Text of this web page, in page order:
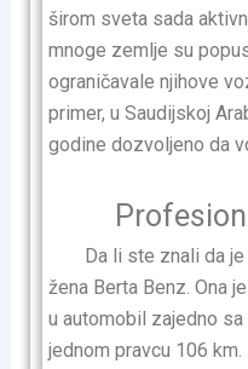
širom sveta sada
mnoge zemlje su
ograničavale njihove
primer, u Saudijskoj
godine dozvoljeno da
Da li ste znali da
žena Berta Benz. Ona
u automobil zajedno
jednom pravcu 106